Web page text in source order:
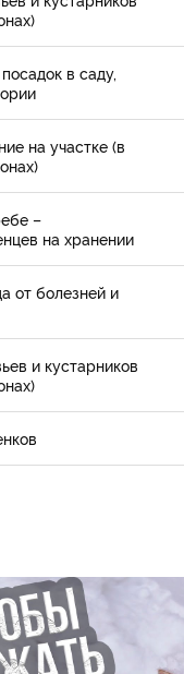
в саду,
на участке (в
–
на хранении
от болезней и
и кустарников